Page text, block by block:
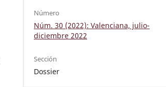
Número
Núm. 30 (2022): Valenciana, julio-
diciembre 2022
Sección
Dossier